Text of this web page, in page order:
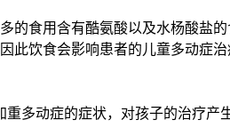
的食用含有酷氨酸以及水杨酸盐
饮食会影响患者的儿童多动症治
多动症的症状，对孩子的治疗产